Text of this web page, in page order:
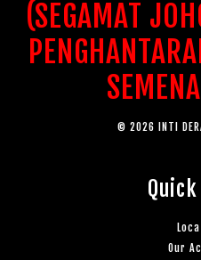
(SEGAMAT
© 2026 INTI
Our